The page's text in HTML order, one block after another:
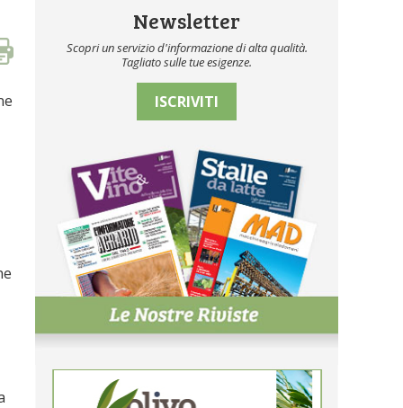
Newsletter
Scopri un servizio d'informazione di alta qualità.
Tagliato sulle tue esigenze.
ISCRIVITI